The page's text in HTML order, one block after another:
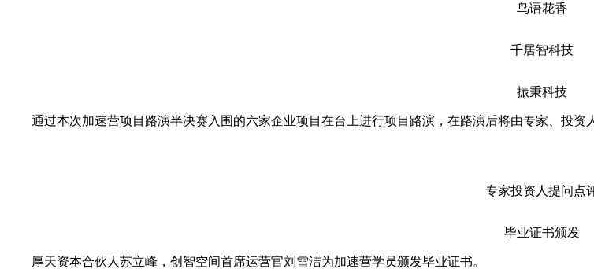
鸟语花香
千居智科技
振秉科技
通过本次加速营项目路演半决赛入围的六家企业项目在台上进行项目路演，在路演后将由专家、投资
专家投资人提问点
毕业证书颁发
厚天资本合伙人苏立峰，创智空间首席运营官刘雪洁为加速营学员颁发毕业证书。